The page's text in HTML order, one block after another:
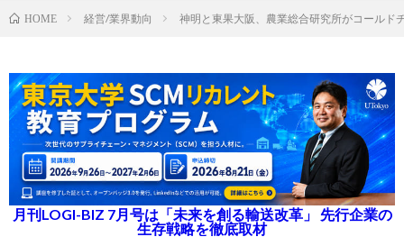
HOME 経営/業界動向 神明と東果大阪、農業総合研究所がコールド
月刊LOGI-BIZ 7月号は「未来を創る輸送改革」 先行企業の
生存戦略を徹底取材